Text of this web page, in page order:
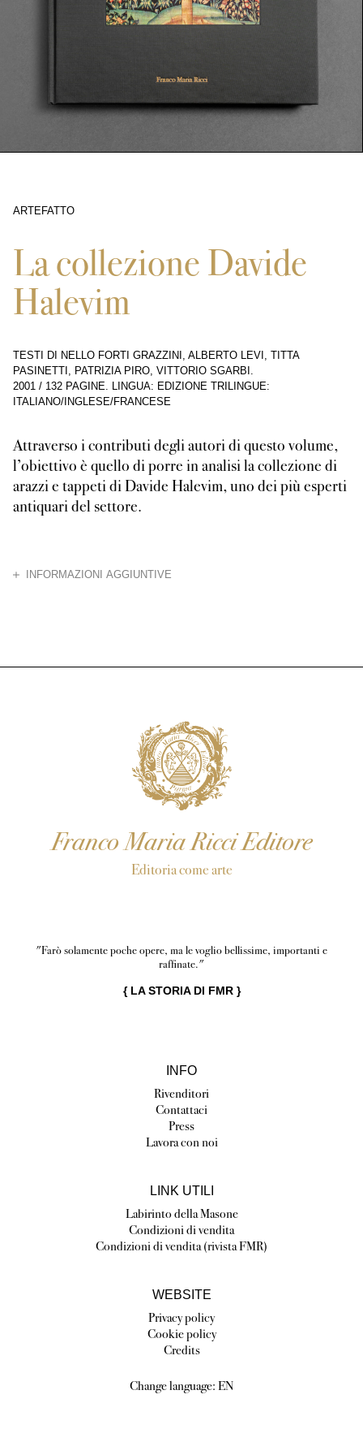
ARTEFATTO
La collezione Davide
Halevim
TESTI DI NELLO FORTI GRAZZINI, ALBERTO LEVI, TITTA
PASINETTI, PATRIZIA PIRO, VITTORIO SGARBI.
2001 / 132 PAGINE. LINGUA: EDIZIONE TRILINGUE:
ITALIANO/INGLESE/FRANCESE
Attraverso i contributi degli autori di questo volume,
l’obiettivo è quello di porre in analisi la collezione di
arazzi e tappeti di Davide Halevim, uno dei più esperti
antiquari del settore.
INFORMAZIONI AGGIUNTIVE
Franco Maria Ricci Editore
Editoria come arte
"Farò solamente poche opere, ma le voglio bellissime, importanti e
raffinate."
{ LA STORIA DI FMR}
INFO
Rivenditori
Contattaci
Press
Lavora con noi
LINK UTILI
Labirinto della Masone
Condizioni di vendita
Condizioni di vendita (rivista FMR)
WEBSITE
Privacy policy
Cookie policy
Credits
Change language: EN